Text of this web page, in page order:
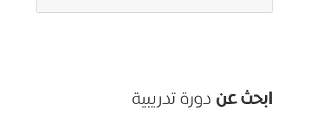
ابحث عن دورة تدريبية